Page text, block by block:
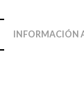
INFORMACIÓN